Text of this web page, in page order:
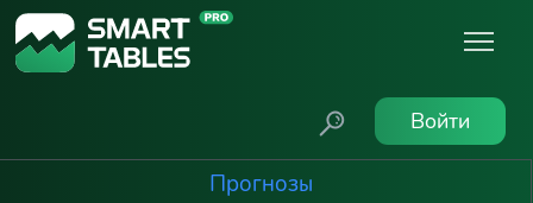
Войти
Прогнозы